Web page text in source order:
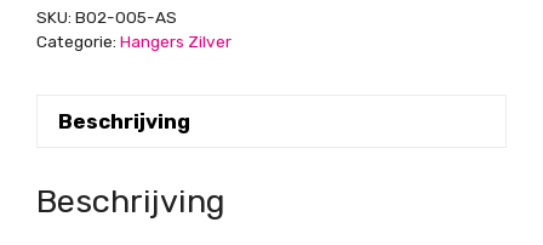
SKU: B02-005-AS
Categorie: Hangers Zilver
Beschrijving
Beschrijving